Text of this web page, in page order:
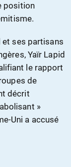
position
et ses partisans
Yaïr Lapid
le rapport
de
décrit
»
Uni a accusé